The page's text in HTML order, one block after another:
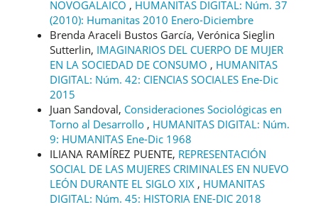
NOVOGALAICO , HUMANITAS DIGITAL: Núm. 37
(2010): Humanitas 2010 Enero-Diciembre
Brenda Araceli Bustos García, Verónica Sieglin
Sutterlin, IMAGINARIOS DEL CUERPO DE MUJER
EN LA SOCIEDAD DE CONSUMO , HUMANITAS
DIGITAL: Núm. 42: CIENCIAS SOCIALES Ene-Dic
2015
Juan Sandoval, Consideraciones Sociológicas en
Torno al Desarrollo , HUMANITAS DIGITAL: Núm.
9: HUMANITAS Ene-Dic 1968
ILIANA RAMÍREZ PUENTE, REPRESENTACIÓN
SOCIAL DE LAS MUJERES CRIMINALES EN NUEVO
LEÓN DURANTE EL SIGLO XIX , HUMANITAS
DIGITAL: Núm. 45: HISTORIA ENE-DIC 2018